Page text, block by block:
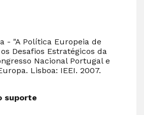
- "A Política Europeia de
Desafios Estratégicos da
Nacional Portugal e
Lisboa: IEEI. 2007.
suporte